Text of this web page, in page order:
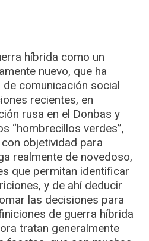
híbrida como un
nuevo, que ha
comunicación social
recientes, en
rusa en el Donbas y
“hombrecillos verdes”,
objetividad para
realmente de novedoso,
que permitan identificar
y de ahí deducir
las decisiones para
de guerra híbrida
tratan generalmente